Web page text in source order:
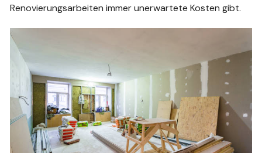
Renovierungsarbeiten immer unerwartete Kosten gibt.